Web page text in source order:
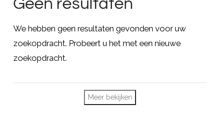
Geen resultaten
We hebben geen resultaten gevonden voor uw
zoekopdracht. Probeert u het met een nieuwe
zoekopdracht.
Meer bekijken